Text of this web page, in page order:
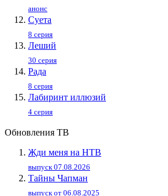
анонс
Суета
8 серия
Леший
30 серия
Рада
8 серия
Лабиринт иллюзий
4 серия
Обновления ТВ
Жди меня на НТВ
выпуск 07.08.2026
Тайны Чапман
выпуск от 06.08.2025